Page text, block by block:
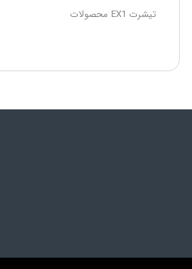
تیشرت EX1 محصولات